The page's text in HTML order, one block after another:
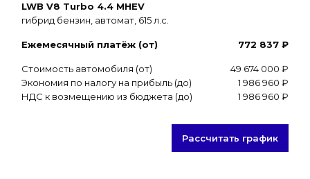
LWB V8 Turbo 4.4 MHEV
гибрид бензин, автомат, 615 л.с.
Ежемесячный платёж (от) 772 837 ₽
Стоимость автомобиля (от)
49 674 000 ₽
Экономия по налогу на прибыль (до)
1 986 960 ₽
НДС к возмещению из бюджета (до)
1 986 960 ₽
Рассчитать график